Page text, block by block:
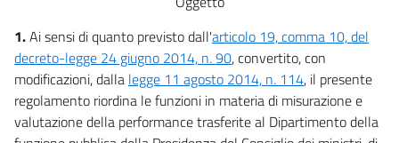
1.Ai sensi di quanto previsto dall'articolo 19, comma 10, del
decreto-legge 24 giugno 2014, n. 90, convertito, con
modificazioni, dalla legge 11 agosto 2014, n. 114, il presente
regolamento riordina le funzioni in materia di misurazione e
valutazione della performance trasferite al Dipartimento della